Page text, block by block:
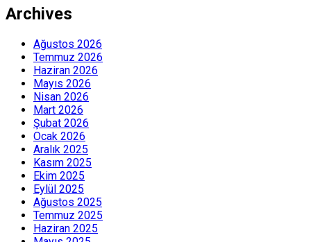
Archives
Ağustos 2026
Temmuz 2026
Haziran 2026
Mayıs 2026
Nisan 2026
Mart 2026
Şubat 2026
Ocak 2026
Aralık 2025
Kasım 2025
Ekim 2025
Eylül 2025
Ağustos 2025
Temmuz 2025
Haziran 2025